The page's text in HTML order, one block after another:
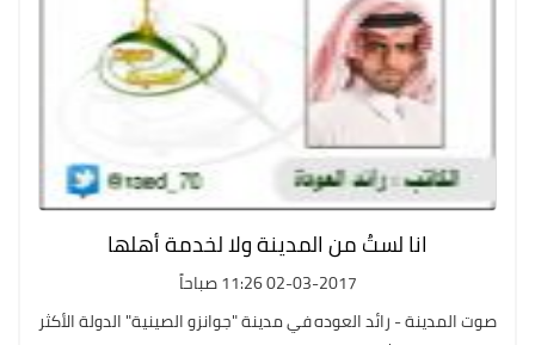
انا لستُ من المدينة ولا لخدمة أهلها
02-03-2017 11:26 صباحاً
صوت المدينة - رائد العوده في مدينة "جوانزو الصينية" الدولة الأكثر